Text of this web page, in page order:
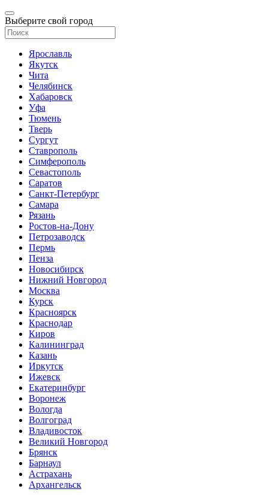
Выберите свой город
Ярославль
Якутск
Чита
Челябинск
Хабаровск
Уфа
Тюмень
Тверь
Сургут
Ставрополь
Симферополь
Севастополь
Саратов
Санкт-Петербург
Самара
Рязань
Ростов-на-Дону
Петрозаводск
Пермь
Пенза
Новосибирск
Нижний Новгород
Москва
Курск
Красноярск
Краснодар
Киров
Калининград
Казань
Иркутск
Ижевск
Екатеринбург
Воронеж
Вологда
Волгоград
Владивосток
Великий Новгород
Брянск
Барнаул
Астрахань
Архангельск